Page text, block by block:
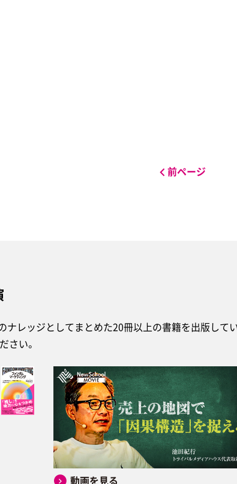
前ページ
ナレッジとしてまとめた20冊以上の書籍を出版して
さい。
動画を見る